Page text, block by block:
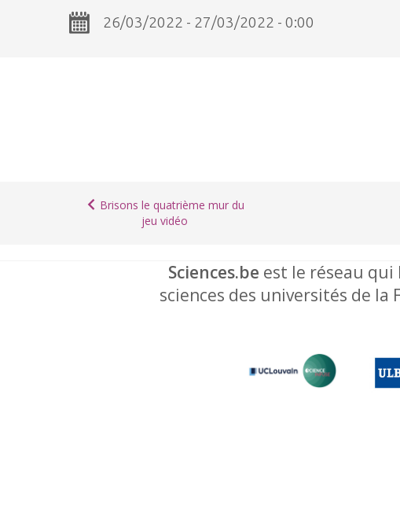
26/03/2022 - 27/03/2022 - 0:00
Brisons le quatrième mur du
jeu vidéo
Sciences.be est le réseau qui
sciences des universités de la